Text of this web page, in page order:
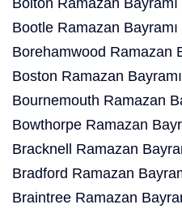
Bolton Ramazan
Bootle Ramazan
Borehamwood Ramazan
Boston Ramazan
Bournemouth Ramazan
Bowthorpe Ramazan
Bracknell Ramazan
Bradford Ramazan
Braintree Ramazan